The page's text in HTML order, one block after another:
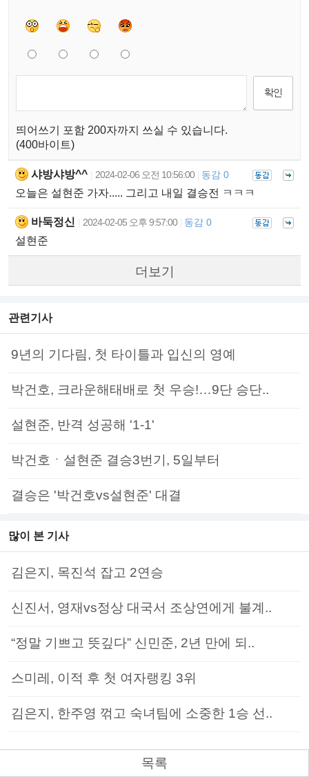
띄어쓰기 포함 200자까지 쓰실 수 있습니다.
(400바이트)
샤방샤방^^ 2024-02-06 오전 10:56:00 동감 0
오늘은 설현준 가자..... 그리고 내일 결승전 ㅋㅋㅋ
바둑정신 2024-02-05 오후 9:57:00 동감 0
설현준
더보기
관련기사
9년의 기다림, 첫 타이틀과 입신의 영예
박건호, 크라운해태배로 첫 우승!…9단 승단..
설현준, 반격 성공해 '1-1'
박건호ㆍ설현준 결승3번기, 5일부터
결승은 '박건호vs설현준' 대결
많이 본 기사
김은지, 목진석 잡고 2연승
신진서, 영재vs정상 대국서 조상연에게 불계..
“정말 기쁘고 뜻깊다” 신민준, 2년 만에 되..
스미레, 이적 후 첫 여자랭킹 3위
김은지, 한주영 꺾고 숙녀팀에 소중한 1승 선..
목록